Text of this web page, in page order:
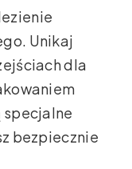
Unikaj
dla
specjalne
bezpiecznie